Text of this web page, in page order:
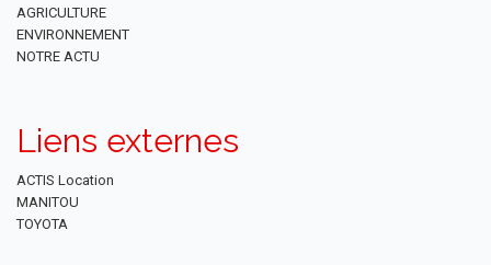
AGRICULTURE
ENVIRONNEMENT
NOTRE ACTU
Liens externes
ACTIS Location
MANITOU
TOYOTA